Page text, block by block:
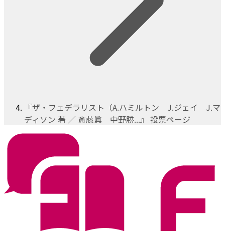
『ザ・フェデラリスト（A.ハミルトン J.ジェイ J.マ
ディソン 著 ／ 斎藤眞 中野勝...』 投票ページ